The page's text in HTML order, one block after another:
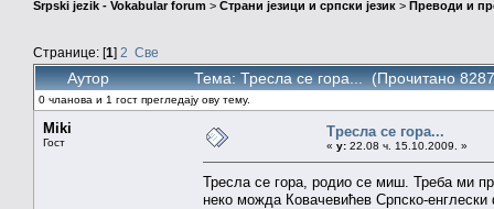
Srpski jezik - Vokabular forum > Страни језици и српски језик > Преводи и
Странице: [1] 2 Све
Аутор Тема: Тресла се гора... (Прочитано
0 чланова и 1 гост прегледају ову тему.
Miki
Гост
Тресла се гора...
« у: 22.08 ч. 15.10.2009. »
Тресла се гора, родио се миш. Треба ми
неко можда Ковачевићев Српско-